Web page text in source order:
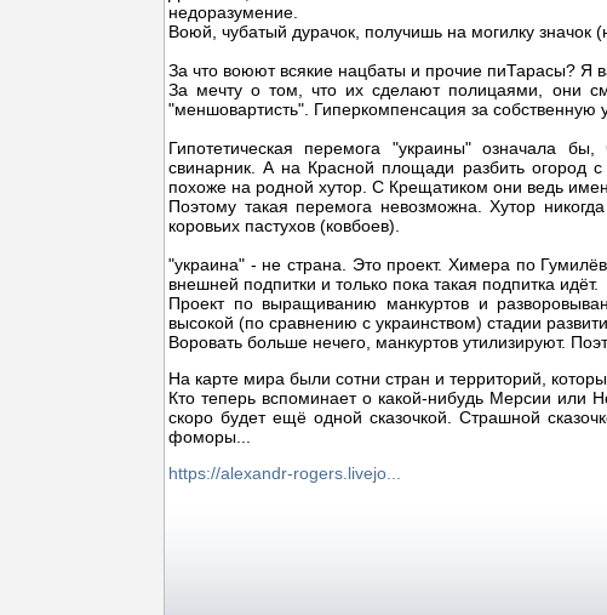
недоразумение.
Воюй, чубатый дурачок, получишь на могилку значок
За что воюют всякие нацбаты и прочие пиТарасы? Я
За мечту о том, что их сделают полицаями, они
"меншовартисть". Гиперкомпенсация за собственную
Гипотетическая перемога "украины" означала
свинарник. А на Красной площади разбить огород
похоже на родной хутор. С Крещатиком они ведь
Поэтому такая перемога невозможна. Хутор
коровьих пастухов (ковбоев).
"украина" - не страна. Это проект. Химера по
внешней подпитки и только пока такая подпитка идёт.
Проект по выращиванию манкуртов и
высокой (по сравнению с украинством) стадии
Воровать больше нечего, манкуртов утилизируют.
На карте мира были сотни стран и территорий,
Кто теперь вспоминает о какой-нибудь Мерсии или
скоро будет ещё одной сказочкой. Страшной
фоморы...
https://alexandr-rogers.livejo...